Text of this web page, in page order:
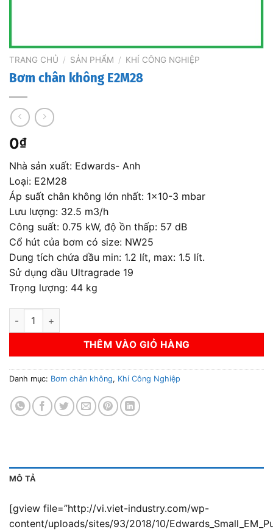
TRANG CHỦ / SẢN PHẨM / KHÍ CÔNG NGHIỆP
Bơm chân không E2M28
0₫
Nhà sản xuất: Edwards- Anh
Loại: E2M28
Áp suất chân không lớn nhất: 1×10-3 mbar
Lưu lượng: 32.5 m3/h
Công suất: 0.75 kW, độ ồn thấp: 57 dB
Cổ hút của bơm có size: NW25
Dung tích chứa dầu min: 1.2 lít, max: 1.5 lít.
Sử dụng dầu Ultragrade 19
Trọng lượng: 44 kg
Bơm chân không E2M28 số lượng
THÊM VÀO GIỎ HÀNG
Danh mục: Bơm chân không, Khí Công Nghiệp
MÔ TẢ
[gview file=”http://vi.viet-industry.com/wp-
content/uploads/sites/93/2018/10/